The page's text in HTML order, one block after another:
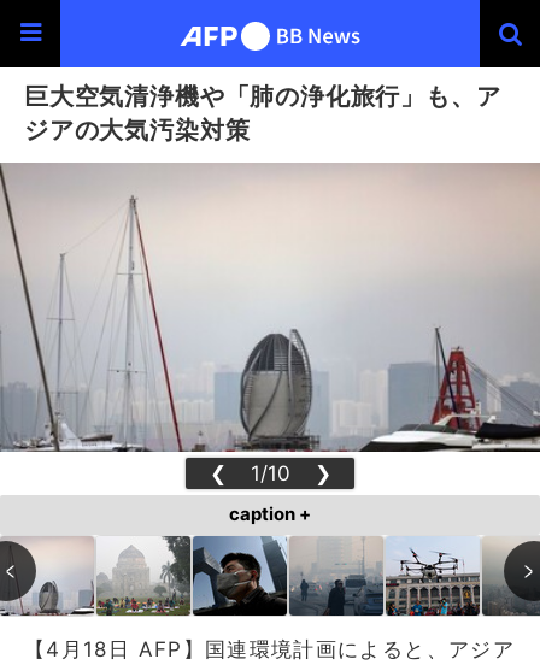
巨大空気清浄機や「肺の浄化旅行」も、ア
ジアの大気汚染対策
❮ 1/10 ❯
caption +
【4月18日 AFP】国連環境計画によると、アジア